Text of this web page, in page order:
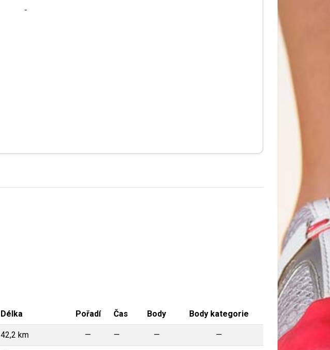
-
Délka Pořadí Čas Body Body kategorie
42,2 km — — — —